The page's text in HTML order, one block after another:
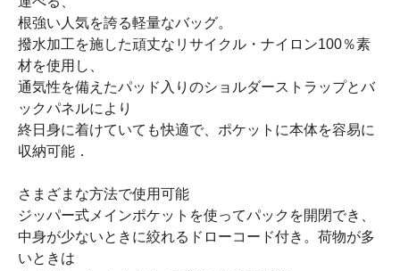
根強い人気を誇る軽量なバッグ。
撥水加工を施した頑丈なリサイクル・ナイロン100％素
材を使用し、
通気性を備えたパッド入りのショルダーストラップとバ
ックパネルにより
終日身に着けていても快適で、ポケットに本体を容易に
収納可能．
さまざまな方法で使用可能
ジッパー式メインポケットを使ってパックを開閉でき、
中身が少ないときに絞れるドローコード付き。荷物が多
いときは